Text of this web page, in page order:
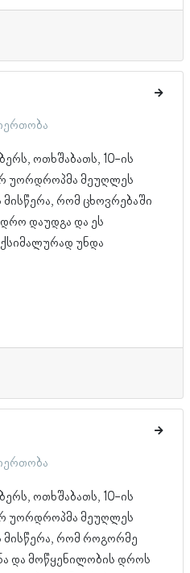
ოთხშაბათს, 10-ის
უორდროპმა მეუღლეს
რომ ცხოვრებაში
დაუდგა და ეს
უნდა
ოთხშაბათს, 10-ის
უორდროპმა მეუღლეს
მისწერა, რომ როგორმე
და მოწყენილობის დროს